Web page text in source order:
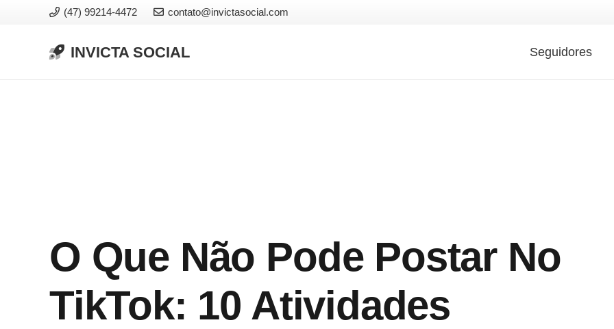
(47) 99214-4472 contato@invictasocial.com
INVICTA SOCIAL Seguidores
O Que Não Pode Postar No
TikTok: 10 Atividades